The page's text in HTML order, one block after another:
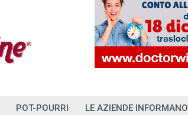
POT-POURRI LE AZIENDE INFORMANO